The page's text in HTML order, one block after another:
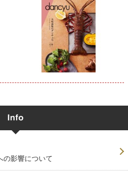
の影響について